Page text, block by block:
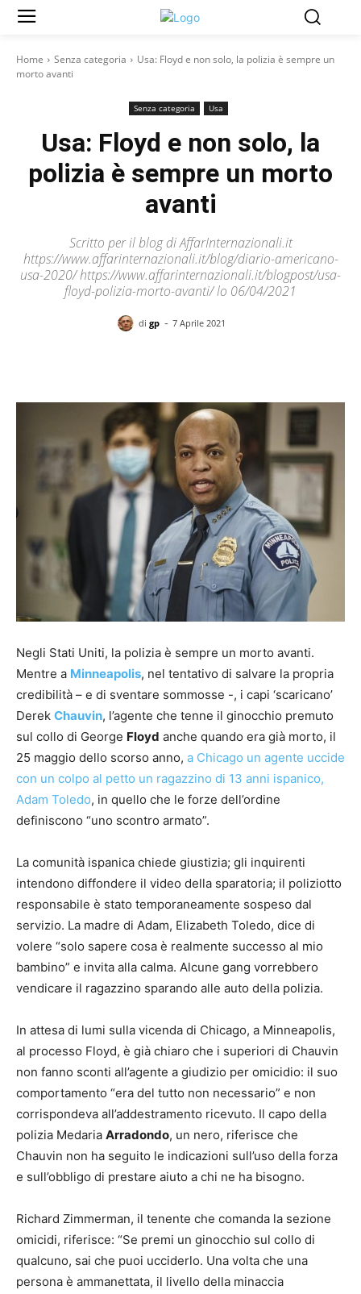
Home Senza categoria
Usa: Floyd e non solo, la polizia è sempre un
morto avanti
Senza categoria Usa
Usa: Floyd e non solo, la
polizia è sempre un morto
avanti
Scritto per il blog di AffarInternazionali.it
https://www.affarinternazionali.it/blog/diario-americano-
usa-2020/ https://www.affarinternazionali.it/blogpost/usa-
floyd-polizia-morto-avanti/ lo 06/04/2021
di gp - 7 Aprile 2021
Negli Stati Uniti, la polizia è sempre un morto avanti.
Mentre a Minneapolis, nel tentativo di salvare la propria
credibilità – e di sventare sommosse -, i capi ‘scaricano’
Derek Chauvin, l’agente che tenne il ginocchio premuto
sul collo di George Floyd anche quando era già morto, il
25 maggio dello scorso anno, a Chicago un agente uccide
con un colpo al petto un ragazzino di 13 anni ispanico,
Adam Toledo, in quello che le forze dell’ordine
definiscono “uno scontro armato”.
La comunità ispanica chiede giustizia; gli inquirenti
intendono diffondere il video della sparatoria; il poliziotto
responsabile è stato temporaneamente sospeso dal
servizio. La madre di Adam, Elizabeth Toledo, dice di
volere “solo sapere cosa è realmente successo al mio
bambino” e invita alla calma. Alcune gang vorrebbero
vendicare il ragazzino sparando alle auto della polizia.
In attesa di lumi sulla vicenda di Chicago, a Minneapolis,
al processo Floyd, è già chiaro che i superiori di Chauvin
non fanno sconti all’agente a giudizio per omicidio: il suo
comportamento “era del tutto non necessario” e non
corrispondeva all’addestramento ricevuto. Il capo della
polizia Medaria Arradondo, un nero, riferisce che
Chauvin non ha seguito le indicazioni sull’uso della forza
e sull’obbligo di prestare aiuto a chi ne ha bisogno.
Richard Zimmerman, il tenente che comanda la sezione
omicidi, riferisce: “Se premi un ginocchio sul collo di
qualcuno, sai che puoi ucciderlo. Una volta che una
persona è ammanettata, il livello della minaccia